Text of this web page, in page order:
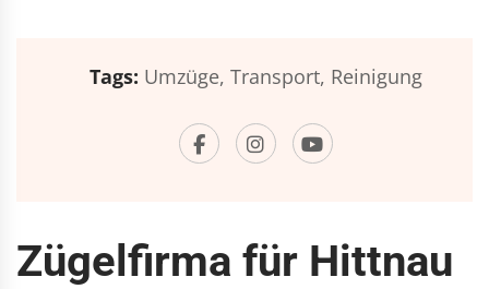
Tags: Umzüge, Transport, Reinigung
Zügelfirma für Hittnau